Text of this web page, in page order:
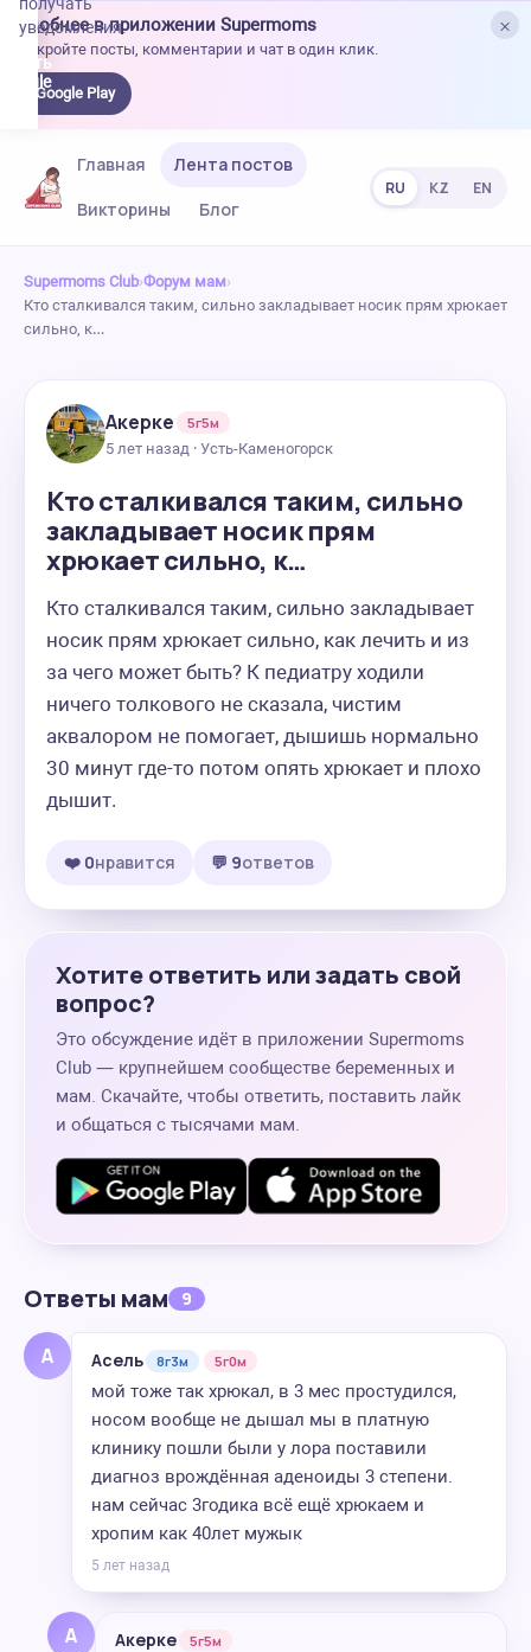
×
Удобнее в приложении Supermoms
Откройте посты, комментарии и чат в один клик.
Google Play
уведомления.
Главная
Лента постов
Викторины
Блог
RU KZ EN
Supermoms Club›Форум мам›
Кто сталкивался таким, сильно закладывает носик прям хрюкает
сильно, к…
Акерке
5г5м
5 лет назад · Усть-Каменогорск
Кто сталкивался таким, сильно
закладывает носик прям
хрюкает сильно, к…
Кто сталкивался таким, сильно закладывает
носик прям хрюкает сильно, как лечить и из
за чего может быть? К педиатру ходили
ничего толкового не сказала, чистим
аквалором не помогает, дышишь нормально
30 минут где-то потом опять хрюкает и плохо
дышит.
❤️ 0нравится 💬 9ответов
Хотите ответить или задать свой
вопрос?
Это обсуждение идёт в приложении Supermoms
Club — крупнейшем сообществе беременных и
мам. Скачайте, чтобы ответить, поставить лайк
и общаться с тысячами мам.
Ответы мам 9
А Асель 8г3м 5г0м
мой тоже так хрюкал, в 3 мес простудился,
носом вообще не дышал мы в платную
клинику пошли были у лора поставили
диагноз врождённая аденоиды 3 степени.
нам сейчас 3годика всё ещё хрюкаем и
хропим как 40лет мужык
5 лет назад
А Акерке 5г5м